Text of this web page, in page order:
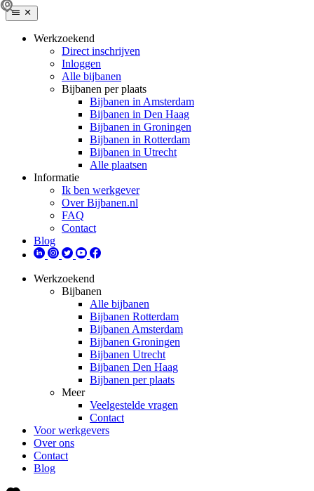
Werkzoekend
Direct inschrijven
Inloggen
Alle bijbanen
Bijbanen per plaats
Bijbanen in Amsterdam
Bijbanen in Den Haag
Bijbanen in Groningen
Bijbanen in Rotterdam
Bijbanen in Utrecht
Alle plaatsen
Informatie
Ik ben werkgever
Over Bijbanen.nl
FAQ
Contact
Blog
Werkzoekend
Bijbanen
Alle bijbanen
Bijbanen Rotterdam
Bijbanen Amsterdam
Bijbanen Groningen
Bijbanen Utrecht
Bijbanen Den Haag
Bijbanen per plaats
Meer
Veelgestelde vragen
Contact
Voor werkgevers
Over ons
Contact
Blog